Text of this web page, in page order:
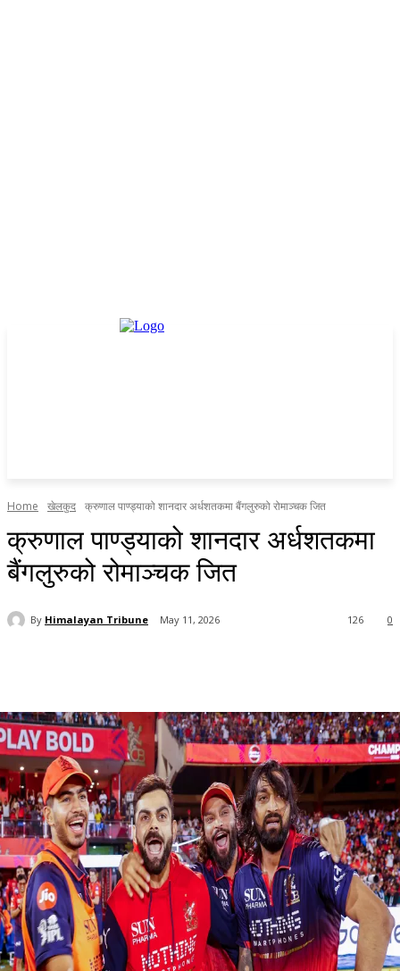
Home खेलकुद क्रुणाल पाण्ड्याको शानदार अर्धशतकमा बैंगलुरुको रोमाञ्चक जित
क्रुणाल पाण्ड्याको शानदार अर्धशतकमा
बैंगलुरुको रोमाञ्चक जित
By Himalayan Tribune May 11, 2026 0
126